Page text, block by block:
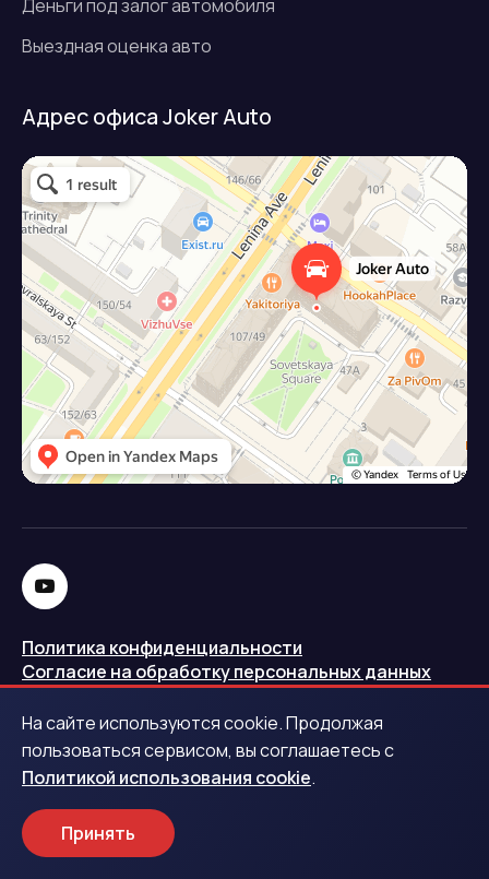
Деньги под залог автомобиля
Выездная оценка авто
Адрес офиса Joker Auto
Джокер авто
Займ под залог авто в Подольске
Микрофинансовая организация в Подольске
Политика конфиденциальности
Согласие на обработку персональных данных
Политика использования cookie
Запись в реестре операторов персональных данных
РКН
Центральный банк Российской Федерации
На сайте используются cookie. Продолжая
пользоваться сервисом, вы соглашаетесь с
Политикой использования cookie.
Принять